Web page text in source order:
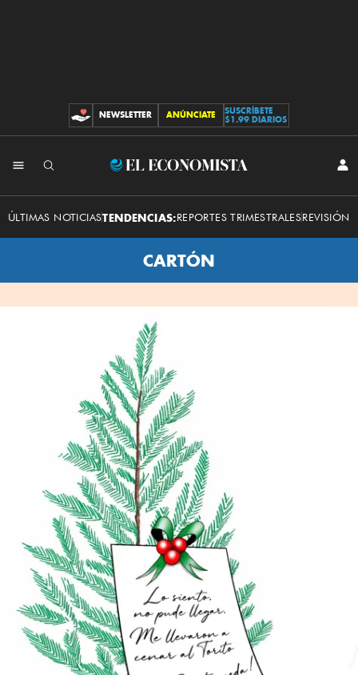
CONTRIBUCIONES
NEWSLETTER ANÚNCIATE
SUSCRÍBETE
$1.99 DIARIOS
El
ÚLTIMAS NOTICIASTENDENCIAS:REPORTES TRIMESTRALESREVISIÓN
CARTÓN